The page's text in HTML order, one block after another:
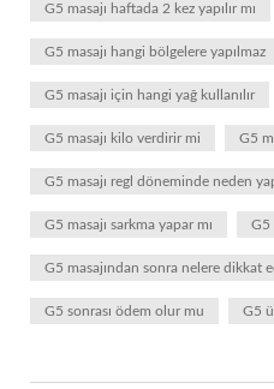
G5 masajı haftada 2 kez yapılır mı
G5 masajı hangi bölgelere yapılmaz
G5 masajı için hangi yağ kullanılır
G5 masajı kilo verdirir mi G5
G5 masajı regl döneminde neden
G5 masajı sarkma yapar mı G5
G5 masajından sonra nelere dikkat
G5 sonrası ödem olur mu G5